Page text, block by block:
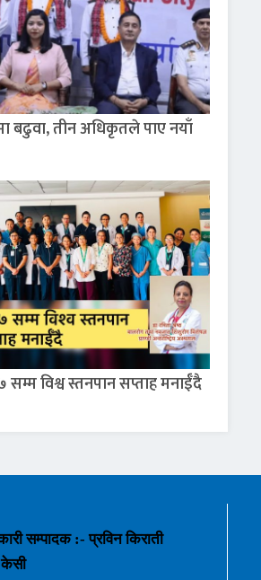
बढुवा, तीन अधिकृतले पाए नयाँ
विश्व स्तनपान सप्ताह मनाईँदै
सम्पादक :- प्रविन किराती
केसी